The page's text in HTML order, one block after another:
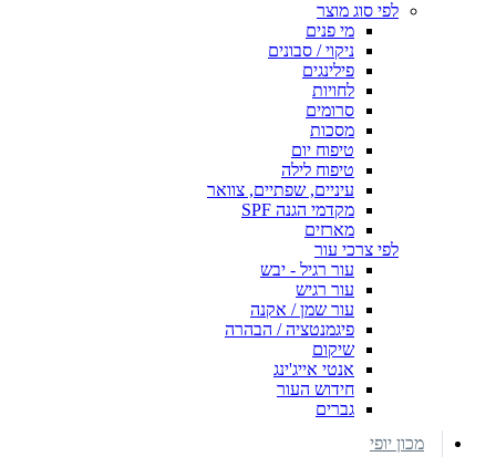
לפי סוג מוצר
מי פנים
ניקוי / סבונים
פילינגים
לחויות
סרומים
מסכות
טיפוח יום
טיפוח לילה
עיניים, שפתיים, צוואר
מקדמי הגנה SPF
מארזים
לפי צרכי עור
עור רגיל - יבש
עור רגיש
עור שמן / אקנה
פיגמנטציה / הבהרה
שיקום
אנטי אייג'ינג
חידוש העור
גברים
מכון יופי